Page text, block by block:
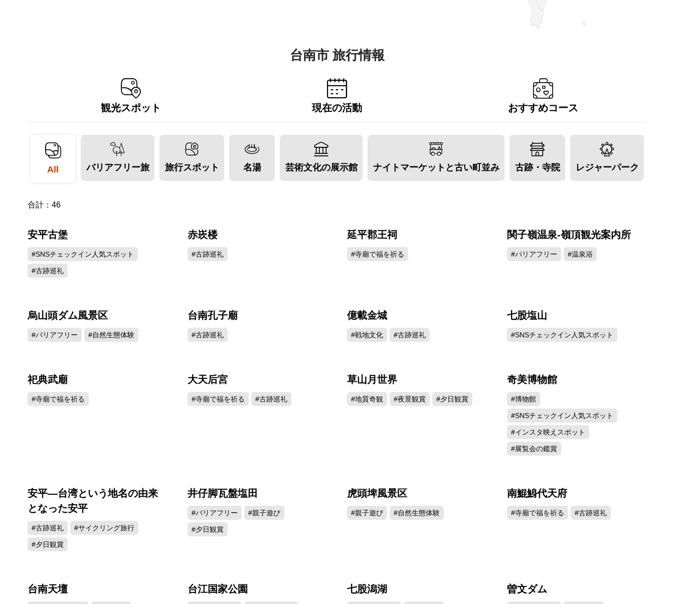
台南市 旅行情報
観光スポット 現在の活動 おすすめコース
All バリアフリー旅 旅行スポット 名湯 芸術文化の展示館 ナイトマーケットと古い町並み 古跡・寺院 レジャーパーク
合計： 46
安平古堡
#SNSチェックイン人気スポット
#古跡巡礼
赤崁楼
#古跡巡礼
延平郡王祠
#寺廟で福を祈る
92732
関子嶺温泉-嶺頂観光案内所
#バリアフリー #温泉浴
烏山頭ダム風景区
#バリアフリー #自然生態体験
台南孔子廟
#古跡巡礼
億載金城
#戦地文化 #古跡巡礼
七股塩山
#SNSチェックイン人気スポット
祀典武廟
#寺廟で福を祈る
大天后宮
#寺廟で福を祈る #古跡巡礼
草山月世界
#地質奇観 #夜景観賞 #夕日観賞
奇美博物館
#博物館
#SNSチェックイン人気スポット
#インスタ映えスポット
#展覧会の鑑賞
63537
安平―台湾という地名の由来
となった安平
#古跡巡礼 #サイクリング旅行
#夕日観賞
井仔脚瓦盤塩田
#バリアフリー #親子遊び
#夕日観賞
虎頭埤風景区
#親子遊び #自然生態体験
南鯤鯓代天府
#寺廟で福を祈る #古跡巡礼
台南天壇 台江国家公園 七股潟湖 曽文ダム